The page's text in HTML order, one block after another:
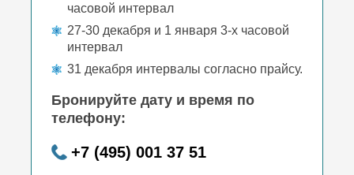
часовой интервал
27-30 декабря и 1 января 3-х часовой
интервал
31 декабря интервалы согласно прайсу.
Бронируйте дату и время по
телефону:
+7 (495) 001 37 51